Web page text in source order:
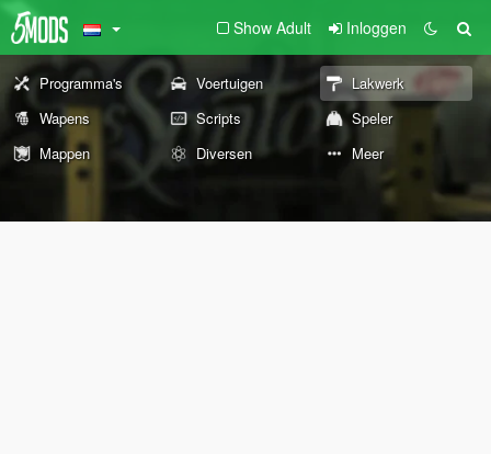
Show Adult Inloggen
Programma's Voertuigen
Lakwerk
Wapens
Scripts
Speler
Mappen
Diversen Meer